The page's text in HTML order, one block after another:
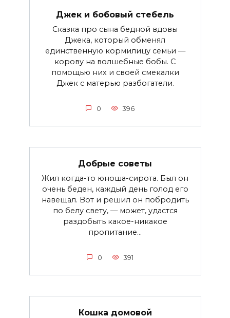
Джек и бобовый стебель
Сказка про сына бедной вдовы
Джека, который обменял
единственную кормилицу семьи —
корову на волшебные бобы. С
помощью них и своей смекалки
Джек с матерью разбогатели.
0 396
Добрые советы
Жил когда-то юноша-сирота. Был он
очень беден, каждый день голод его
навещал. Вот и решил он побродить
по белу свету, — может, удастся
раздобыть какое-никакое
пропитание...
0 391
Кошка домовой